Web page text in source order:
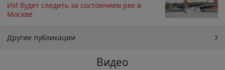
ИИ будет следить за состоянием рек в
Москве
Другие публикации
Видео